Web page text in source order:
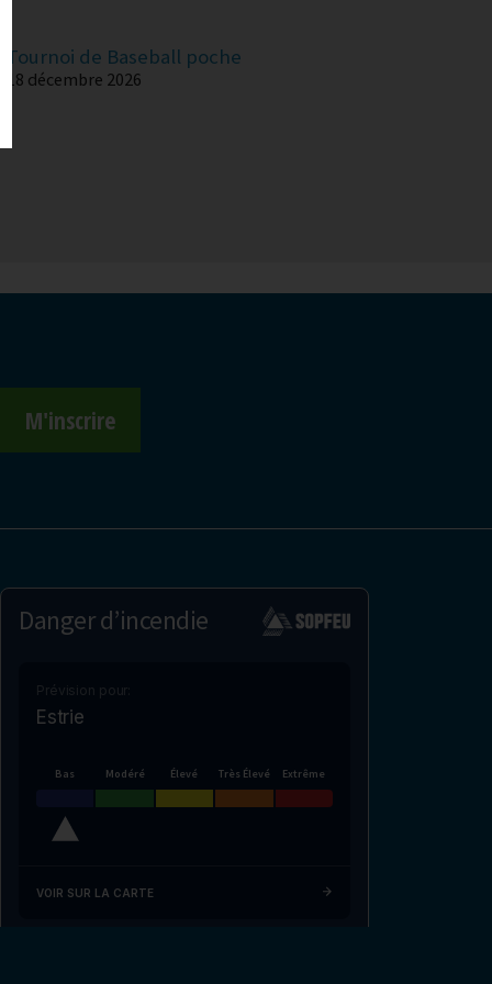
Tournoi de Baseball poche
18 décembre 2026
M'inscrire
Danger d’incendie
Prévision pour:
Estrie
Bas Modéré Élevé Très Élevé Extrême
VOIR SUR LA CARTE